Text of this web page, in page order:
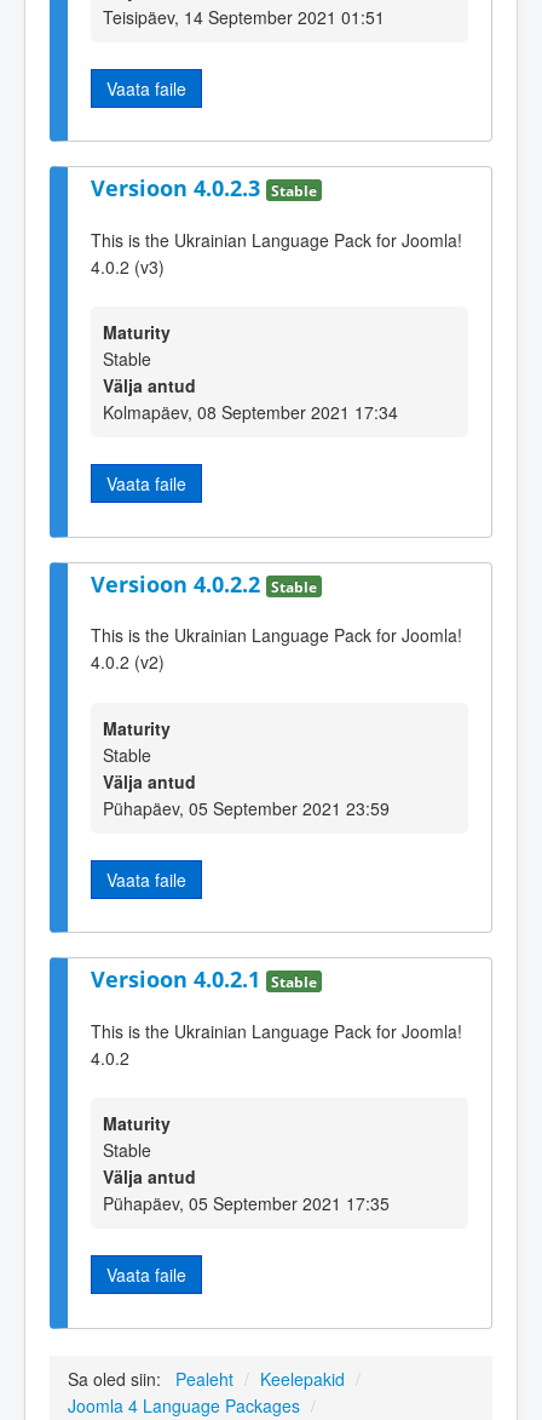
Teisipäev, 14 September 2021 01:51
Vaata faile
Versioon 4.0.2.3 Stable
This is the Ukrainian Language Pack for Joomla!
4.0.2 (v3)
Maturity
Stable
Välja antud
Kolmapäev, 08 September 2021 17:34
Vaata faile
Versioon 4.0.2.2 Stable
This is the Ukrainian Language Pack for Joomla!
4.0.2 (v2)
Maturity
Stable
Välja antud
Pühapäev, 05 September 2021 23:59
Vaata faile
Versioon 4.0.2.1 Stable
This is the Ukrainian Language Pack for Joomla!
4.0.2
Maturity
Stable
Välja antud
Pühapäev, 05 September 2021 17:35
Vaata faile
Sa oled siin: Pealeht / Keelepakid /
Joomla 4 Language Packages /